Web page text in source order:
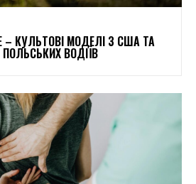
– КУЛЬТОВІ МОДЕЛІ З США ТА
ВОДІЇВ